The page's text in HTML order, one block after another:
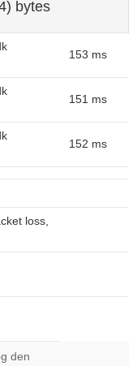
bytes
153 ms
151 ms
152 ms
loss,
den